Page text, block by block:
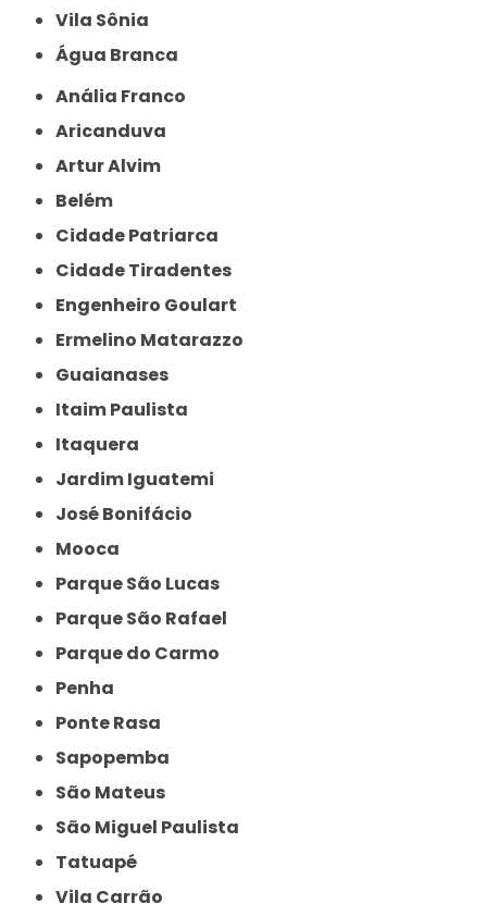
Vila Sônia
Água Branca
Anália Franco
Aricanduva
Artur Alvim
Belém
Cidade Patriarca
Cidade Tiradentes
Engenheiro Goulart
Ermelino Matarazzo
Guaianases
Itaim Paulista
Itaquera
Jardim Iguatemi
José Bonifácio
Mooca
Parque São Lucas
Parque São Rafael
Parque do Carmo
Penha
Ponte Rasa
Sapopemba
São Mateus
São Miguel Paulista
Tatuapé
Vila Carrão